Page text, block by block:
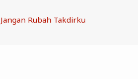
Jangan Rubah Takdirku